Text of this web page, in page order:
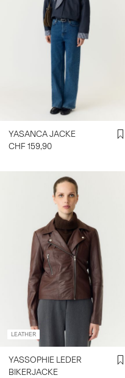
Tolle Angebote
High Summer
ANMELDEN
ÜBER
YASANCA JACKE
CHF 159,90
LEATHER
YASSOPHIE LEDER
BIKERJACKE